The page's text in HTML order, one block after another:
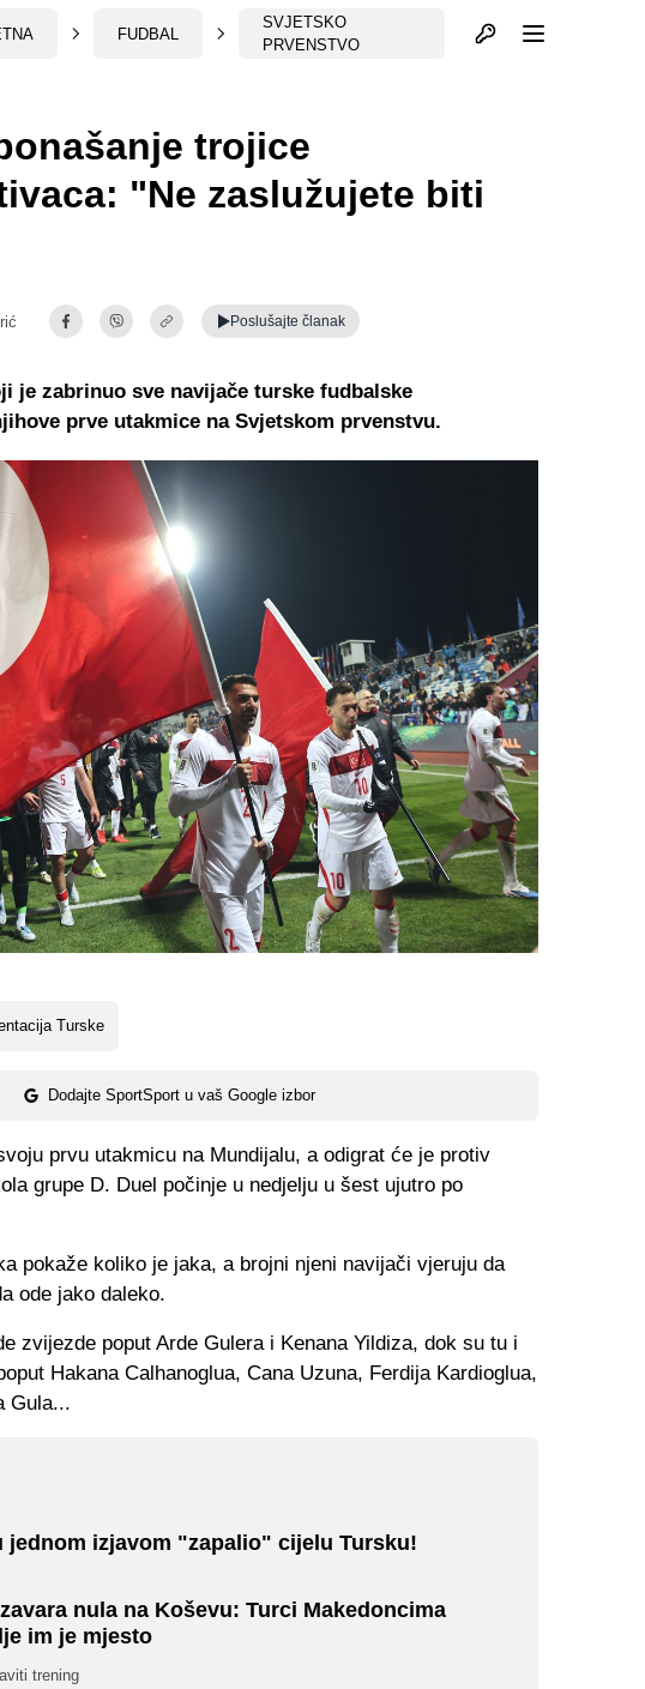
FUDBAL
SVJETSKO
PRVENSTVO
Otvori profil
trojice
"Ne zaslužujete biti
Poslušajte članak
Turske
Dodajte SportSport u vaš Google izbor
je zabrinuo sve navijače turske fudbalske
prve utakmice na Svjetskom prvenstvu.
prvu utakmicu na Mundijalu, a odigrat će je protiv
grupe D. Duel počinje u nedjelju u šest ujutro po
pokaže koliko je jaka, a brojni njeni navijači vjeruju da
ode jako daleko.
zvijezde poput Arde Gulera i Kenana Yildiza, dok su tu i
Hakana Calhanoglua, Cana Uzuna, Ferdija Kardioglua,
Gula...
jednom izjavom "zapalio" cijelu Tursku!
nula na Koševu: Turci Makedoncima
im je mjesto
trening